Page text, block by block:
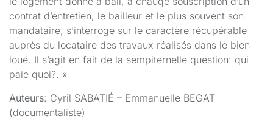
contrat d’entretien, le bailleur et le plus souvent son
mandataire, s’interroge sur le caractère récupérable
auprès du locataire des travaux réalisés dans le bien
loué. Il s’agit en fait de la sempiternelle question: qui
paie quoi?. »
Auteurs: Cyril SABATIÉ – Emmanuelle BEGAT
(documentaliste)